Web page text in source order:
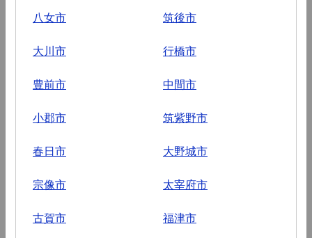
八女市 筑後市
大川市 行橋市
豊前市 中間市
小郡市 筑紫野市
春日市 大野城市
宗像市 太宰府市
古賀市 福津市